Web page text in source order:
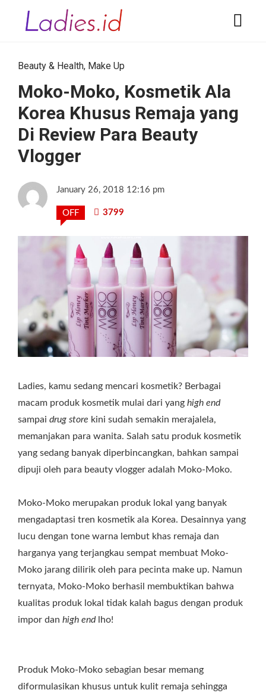
Beauty & Health, Make Up
Moko-Moko, Kosmetik Ala
Korea Khusus Remaja yang
Di Review Para Beauty
Vlogger
January 26, 2018 12:16 pm
OFF 3799
Ladies, kamu sedang mencari kosmetik? Berbagai
macam produk kosmetik mulai dari yang high end
sampai drug store kini sudah semakin merajalela,
memanjakan para wanita. Salah satu produk kosmetik
yang sedang banyak diperbincangkan, bahkan sampai
dipuji oleh para beauty vlogger adalah Moko-Moko.
Moko-Moko merupakan produk lokal yang banyak
mengadaptasi tren kosmetik ala Korea. Desainnya yang
lucu dengan tone warna lembut khas remaja dan
harganya yang terjangkau sempat membuat Moko-
Moko jarang dilirik oleh para pecinta make up. Namun
ternyata, Moko-Moko berhasil membuktikan bahwa
kualitas produk lokal tidak kalah bagus dengan produk
impor dan high endlho!
Produk Moko-Moko sebagian besar memang
diformulasikan khusus untuk kulit remaja sehingga